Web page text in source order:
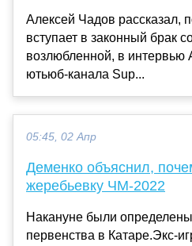
Алексей Чадов рассказал,
вступает в законный брак
возлюбленной, в
ютьюб-канала Sup...
05:45, 02 Апр
Деменко объяснил,
жеребьевку ЧМ-2022
Накануне были
первенства в Катаре.Экс-